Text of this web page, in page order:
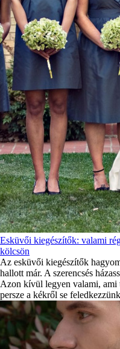
Esküvői kiegészítők: valami
kölcsön
Az esküvői kiegészítők
hallott már. A szerencsés
Azon kívül legyen valami, ami
persze a kékről se